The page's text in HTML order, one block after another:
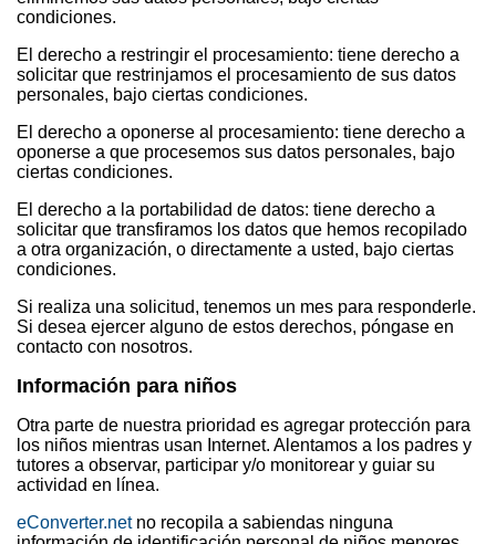
condiciones.
El derecho a restringir el procesamiento: tiene derecho a
solicitar que restrinjamos el procesamiento de sus datos
personales, bajo ciertas condiciones.
El derecho a oponerse al procesamiento: tiene derecho a
oponerse a que procesemos sus datos personales, bajo
ciertas condiciones.
El derecho a la portabilidad de datos: tiene derecho a
solicitar que transfiramos los datos que hemos recopilado
a otra organización, o directamente a usted, bajo ciertas
condiciones.
Si realiza una solicitud, tenemos un mes para responderle.
Si desea ejercer alguno de estos derechos, póngase en
contacto con nosotros.
Información para niños
Otra parte de nuestra prioridad es agregar protección para
los niños mientras usan Internet. Alentamos a los padres y
tutores a observar, participar y/o monitorear y guiar su
actividad en línea.
eConverter.netno recopila a sabiendas ninguna